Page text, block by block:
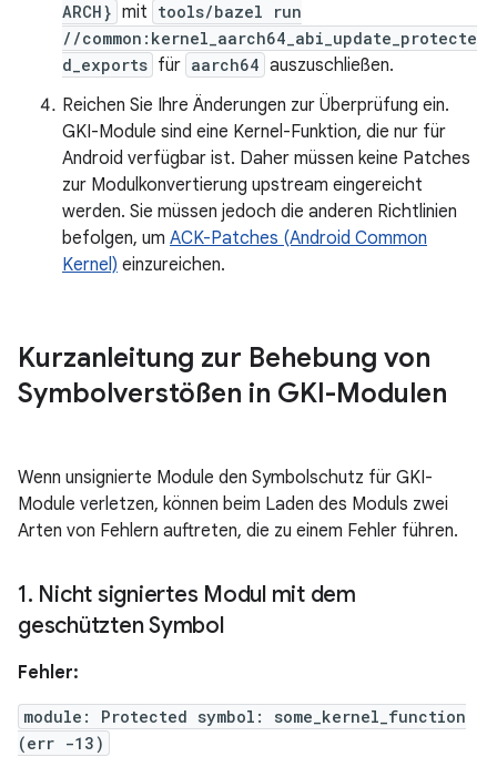
ARCH} mit tools/bazel run
//common:kernel_aarch64_abi_update_protecte
d_exports für aarch64 auszuschließen.
Reichen Sie Ihre Änderungen zur Überprüfung ein.
GKI-Module sind eine Kernel-Funktion, die nur für
Android verfügbar ist. Daher müssen keine Patches
zur Modulkonvertierung upstream eingereicht
werden. Sie müssen jedoch die anderen Richtlinien
befolgen, um ACK-Patches (Android Common
Kernel) einzureichen.
Kurzanleitung zur Behebung von
Symbolverstößen in GKI-Modulen
Wenn unsignierte Module den Symbolschutz für GKI-
Module verletzen, können beim Laden des Moduls zwei
Arten von Fehlern auftreten, die zu einem Fehler führen.
1. Nicht signiertes Modul mit dem
geschützten Symbol
Fehler:
module: Protected symbol: some_kernel_function
(err -13)